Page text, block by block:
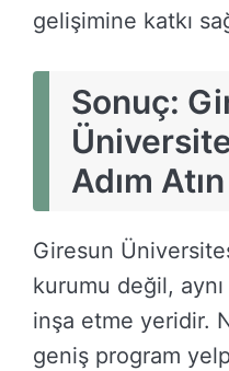
gelişimine katkı
Sonuç:
Adım Atın
Giresun
kurumu değil,
inşa etme yeridir.
geniş program